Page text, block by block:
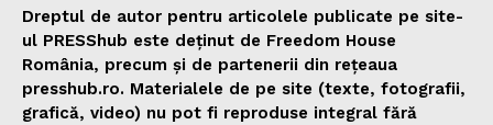
Dreptul de autor pentru articolele publicate pe site-
ul PRESShub este deținut de Freedom House
România, precum și de partenerii din rețeaua
presshub.ro. Materialele de pe site (texte, fotografii,
grafică, video) nu pot fi reproduse integral fără